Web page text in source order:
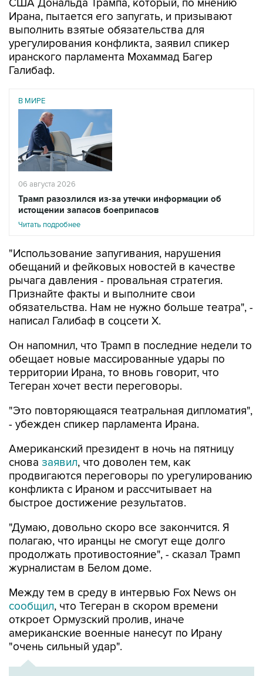
США Дональда Трампа, который, по мнению
Ирана, пытается его запугать, и призывают
выполнить взятые обязательства для
урегулирования конфликта, заявил спикер
иранского парламента Мохаммад Багер
Галибаф.
В МИРЕ
06 августа 2026
Трамп разозлился из-за утечки информации об
истощении запасов боеприпасов
Читать подробнее
"Использование запугивания, нарушения
обещаний и фейковых новостей в качестве
рычага давления - провальная стратегия.
Признайте факты и выполните свои
обязательства. Нам не нужно больше театра", -
написал Галибаф в соцсети X.
Он напомнил, что Трамп в последние недели то
обещает новые массированные удары по
территории Ирана, то вновь говорит, что
Тегеран хочет вести переговоры.
"Это повторяющаяся театральная дипломатия",
- убежден спикер парламента Ирана.
Американский президент в ночь на пятницу
снова заявил, что доволен тем, как
продвигаются переговоры по урегулированию
конфликта с Ираном и рассчитывает на
быстрое достижение результатов.
"Думаю, довольно скоро все закончится. Я
полагаю, что иранцы не смогут еще долго
продолжать противостояние", - сказал Трамп
журналистам в Белом доме.
Между тем в среду в интервью Fox News он
сообщил, что Тегеран в скором времени
откроет Ормузский пролив, иначе
американские военные нанесут по Ирану
"очень сильный удар".